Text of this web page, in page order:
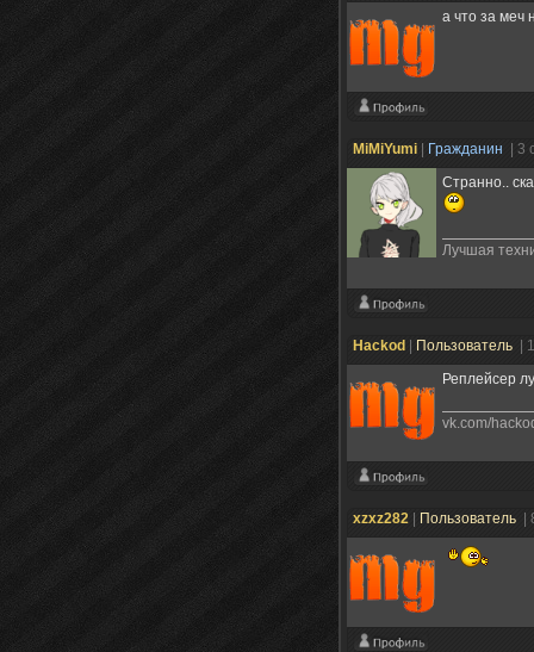
а что за меч
MiMiYumi Гражданин
| 3
Странно..
Лучшая
Hackod Пользователь
|
Реплейсер
vk.com/
xzxz282 Пользователь